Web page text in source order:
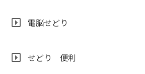
電脳せどり
せどり 便利